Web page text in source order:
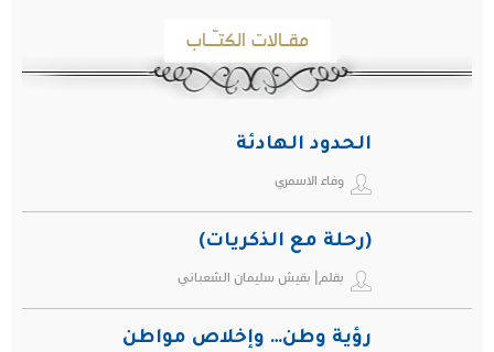
مقـالات الكتـّـاب
الحدود الهادئة
وفاء الاسمري
(رحلة مع الذكريات)
بقلم| بقيش سليمان الشعباني
رؤية وطن… وإخلاص مواطن